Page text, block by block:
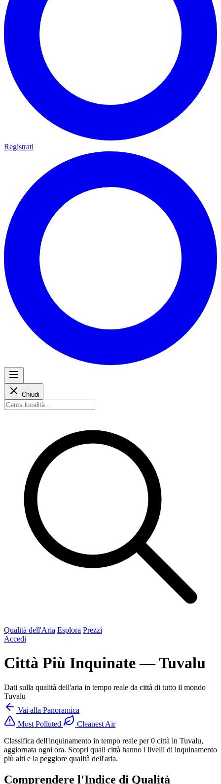
Registrati
Chiudi
Qualità dell'Aria Esplora Prezzi
Accedi
Città Più Inquinate — Tuvalu
Dati sulla qualità dell'aria in tempo reale da città di tutto il mondo
Tuvalu
Vai alla Panoramica
Most Polluted
Cleanest Air
Classifica dell'inquinamento in tempo reale per 0 città in Tuvalu,
aggiornata ogni ora. Scopri quali città hanno i livelli di inquinamento
più alti e la peggiore qualità dell'aria.
Comprendere l'Indice di Qualità